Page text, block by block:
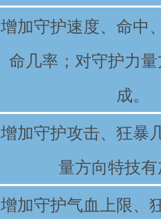
增加守护速度、命中
命几率；对守护力
成。
增加守护攻击、狂暴
量方向特技
增加守护气血上限、